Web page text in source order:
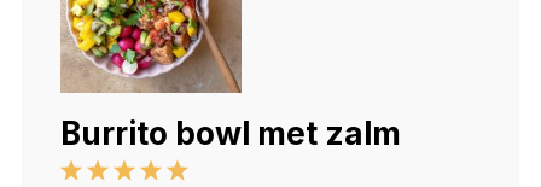
Burrito bowl met zalm
5
4
3
2
1